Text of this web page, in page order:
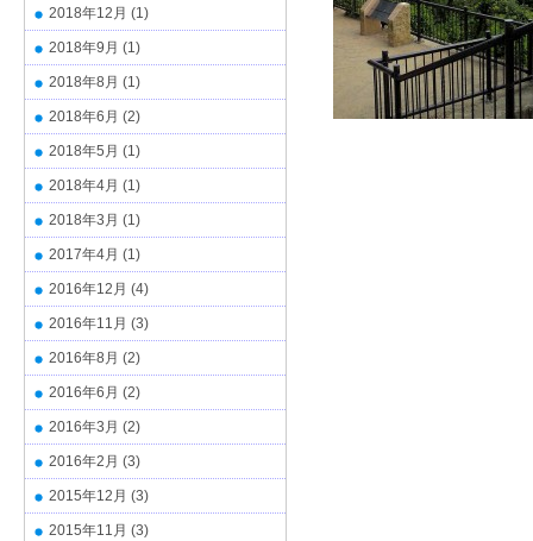
2018年12月 (1)
2018年9月 (1)
2018年8月 (1)
2018年6月 (2)
2018年5月 (1)
2018年4月 (1)
2018年3月 (1)
2017年4月 (1)
2016年12月 (4)
2016年11月 (3)
2016年8月 (2)
2016年6月 (2)
2016年3月 (2)
2016年2月 (3)
2015年12月 (3)
2015年11月 (3)